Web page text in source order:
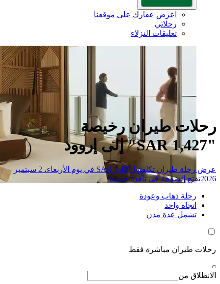
اعرض عقارك على موقعنا
رحلاتي
تعليقات النزلاء
طيران رخيصة
عرض رحلة طيران تكلفتها SAR 1,427 في يوم الأربعاء، 2 سبتمبر
الصفحة في نافذة جديدة
ذهاب وعودة
واحد
عدة مدن
طيران مباشرة فقط
من